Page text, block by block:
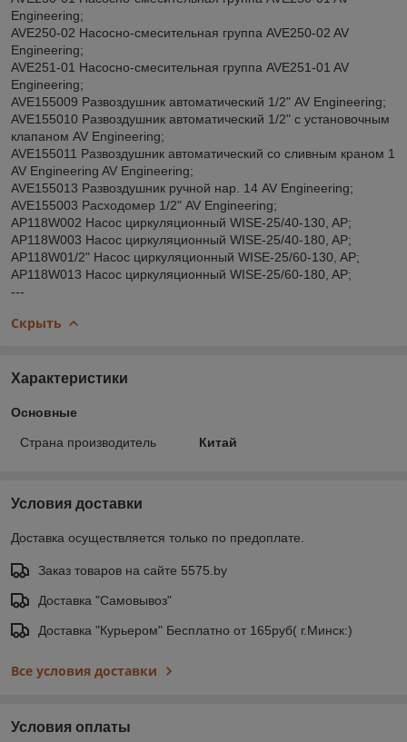
Engineering;
AVE250-02 Насосно-смесительная группа AVE250-02 AV
Engineering;
AVE251-01 Насосно-смесительная группа AVE251-01 AV
Engineering;
AVE155009 Развоздушник автоматический 1/2" AV Engineering;
AVE155010 Развоздушник автоматический 1/2" с установочным
клапаном AV Engineering;
AVE155011 Развоздушник автоматический со сливным краном 1
AV Engineering AV Engineering;
AVE155013 Развоздушник ручной нар. 14 AV Engineering;
AVE155003 Расходомер 1/2" AV Engineering;
AP118W002 Насос циркуляционный WISE-25/40-130, AP;
AP118W003 Насос циркуляционный WISE-25/40-180, AP;
AP118W01/2" Насос циркуляционный WISE-25/60-130, AP;
AP118W013 Насос циркуляционный WISE-25/60-180, AP;
---
Скрыть
Характеристики
Основные
Страна производитель Китай
Условия доставки
Доставка осуществляется только по предоплате.
Заказ товаров на сайте 5575.by
Доставка "Самовывоз"
Доставка "Курьером" Бесплатно от 165руб( г.Минск:)
Все условия доставки
Условия оплаты